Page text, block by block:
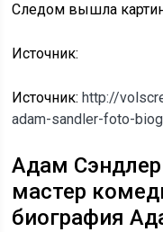
Следом вышла
Источник:
Источник:http://
adam-sandler-foto-
Адам Сэндлер
мастер
биография